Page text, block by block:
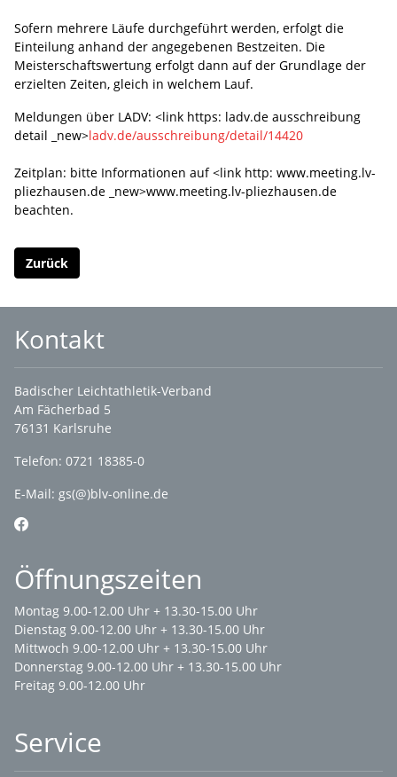
Sofern mehrere Läufe durchgeführt werden, erfolgt die
Einteilung anhand der angegebenen Bestzeiten. Die
Meisterschaftswertung erfolgt dann auf der Grundlage der
erzielten Zeiten, gleich in welchem Lauf.
Meldungen über LADV: <link https: ladv.de ausschreibung
detail _new>ladv.de/ausschreibung/detail/14420
Zeitplan: bitte Informationen auf <link http: www.meeting.lv-
pliezhausen.de _new>www.meeting.lv-pliezhausen.de
beachten.
Zurück
Kontakt
Badischer Leichtathletik-Verband
Am Fächerbad 5
76131 Karlsruhe
Telefon: 0721 18385-0
E-Mail: gs(@)blv-online.de
Öffnungszeiten
Montag 9.00-12.00 Uhr + 13.30-15.00 Uhr
Dienstag 9.00-12.00 Uhr + 13.30-15.00 Uhr
Mittwoch 9.00-12.00 Uhr + 13.30-15.00 Uhr
Donnerstag 9.00-12.00 Uhr + 13.30-15.00 Uhr
Freitag 9.00-12.00 Uhr
Service